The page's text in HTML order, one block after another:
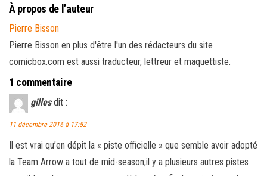
À propos de l’auteur
Pierre Bisson
Pierre Bisson en plus d'être l'un des rédacteurs du site
comicbox.com est aussi traducteur, lettreur et maquettiste.
1 commentaire
gilles dit :
11 décembre 2016 à 17:52
Il est vrai qu’en dépit la « piste officielle » que semble avoir adopté
la Team Arrow a tout de mid-season,il y a plusieurs autres pistes